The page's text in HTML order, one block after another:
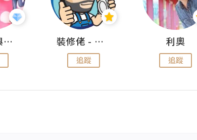
儍媽媽與兩隻小魔怪之家 裝修佬 - 香港一站式網上裝修平台
追蹤
利奧
追蹤